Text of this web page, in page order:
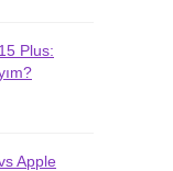
Plus:
Apple